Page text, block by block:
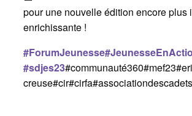
pour une nouvelle édition encore plus
enrichissante !
#ForumJeunesse
#sdjes23